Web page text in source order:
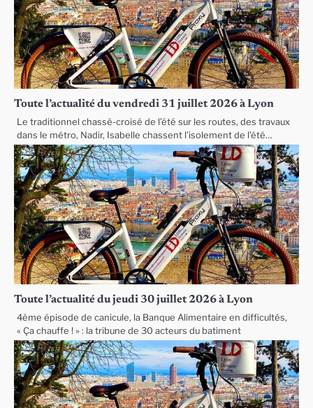
Toute l’actualité du vendredi 31 juillet 2026 à Lyon
Le traditionnel chassé-croisé de l’été sur les routes, des travaux
dans le métro, Nadir, Isabelle chassent l’isolement de l’été…
Toute l’actualité du jeudi 30 juillet 2026 à Lyon
4ème épisode de canicule, la Banque Alimentaire en difficultés,
« Ça chauffe ! » : la tribune de 30 acteurs du batiment